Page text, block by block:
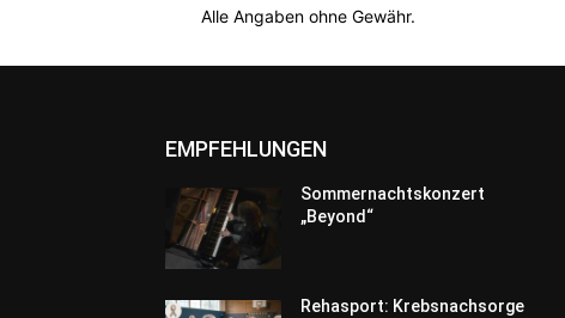
Alle Angaben ohne Gewähr.
EMPFEHLUNGEN
Sommernachtskonzert
„Beyond“
Rehasport: Krebsnachsorge